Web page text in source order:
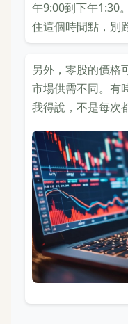
午9:00到下午1:30
住這個時間點，別
另外，零股的價格
市場供需不同。有
我得說，不是每次